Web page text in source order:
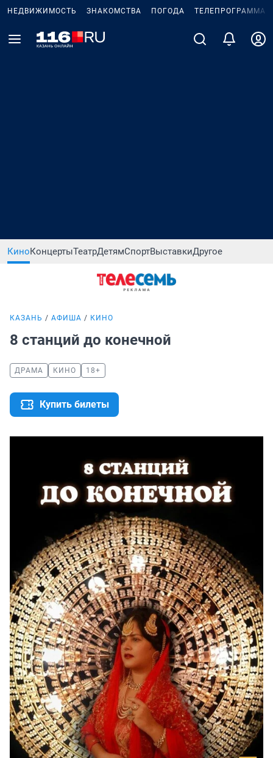
НЕДВИЖИМОСТЬ ЗНАКОМСТВА ПОГОДА ТЕЛЕПРОГРАММА
КиноКонцертыТеатрДетямСпортВыставкиДругое
КАЗАНЬ АФИША КИНО
8 станций до конечной
ДРАМА КИНО 18+
Купить билеты